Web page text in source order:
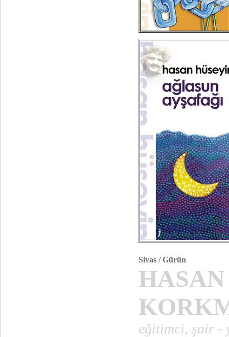
Sivas / Gürün
eğitimci, şair -